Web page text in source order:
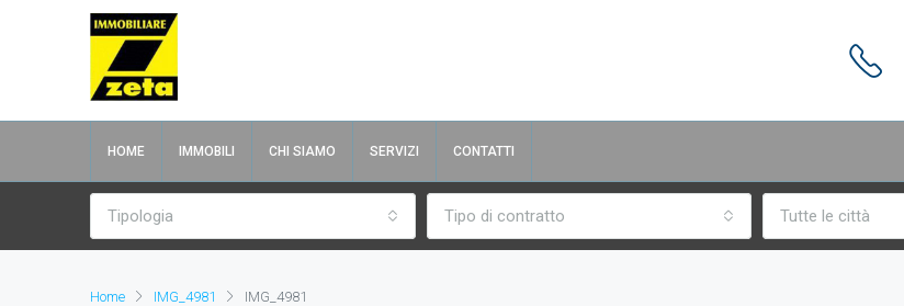
HOME IMMOBILI CHI SIAMO SERVIZI CONTATTI
Tipologia Tipo di contratto Tutte le città
Home IMG_4981 IMG_4981